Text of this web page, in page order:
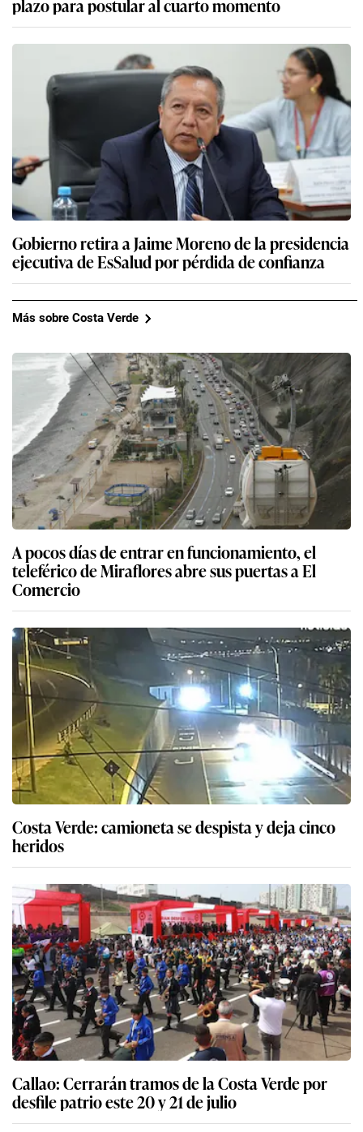
Gobierno retira a Jaime Moreno de la presidencia
ejecutiva de EsSalud por pérdida de confianza
Más sobre Costa Verde
A pocos días de entrar en funcionamiento, el
teleférico de Miraflores abre sus puertas a El
Comercio
Costa Verde: camioneta se despista y deja cinco
heridos
Callao: Cerrarán tramos de la Costa Verde por
desfile patrio este 20 y 21 de julio